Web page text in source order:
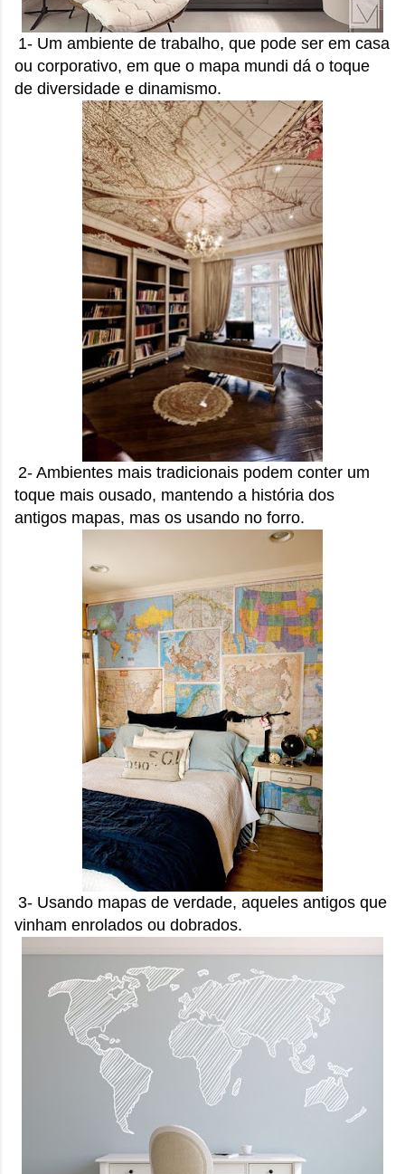
1- Um ambiente de trabalho, que pode ser em casa
ou corporativo, em que o mapa mundi dá o toque
de diversidade e dinamismo.
2- Ambientes mais tradicionais podem conter um
toque mais ousado, mantendo a história dos
antigos mapas, mas os usando no forro.
3- Usando mapas de verdade, aqueles antigos que
vinham enrolados ou dobrados.